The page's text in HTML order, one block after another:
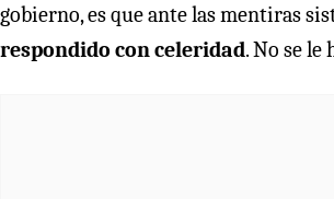
gobierno, es que ante las mentiras
respondido con celeridad. No se